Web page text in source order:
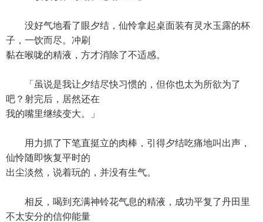
没好气地看了眼夕结，仙怜拿起桌面装有灵水玉露的杯
子，一饮而尽。冲刷
黏在喉咙的精液，方才消除了不适感。
「虽说是我让夕结尽快习惯的，但你也太为所欲为了
吧？射完后，居然还在
我的嘴里继续变大。」
用力抓了下笔直挺立的肉棒，引得夕结吃痛地叫出声，
仙怜随即恢复平时的
出尘淡然，说着玩的，并没有生气。
相反，喝到充满神铃花气息的精液，成功平复了丹田里
不太安分的信仰能量